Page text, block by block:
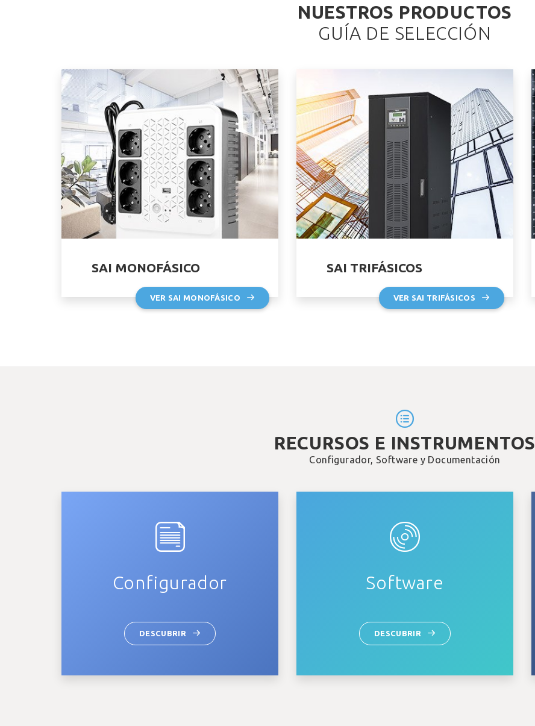
NUESTROS PRODUCTOS
GUÍA DE SELECCIÓN
SAI MONOFÁSICO
VER SAI MONOFÁSICO
SAI TRIFÁSICOS
VER SAI TRIFÁSICOS
RECURSOS E INSTRUMENTOS
Configurador, Software y Documentación
Configurador
DESCUBRIR
Software
DESCUBRIR